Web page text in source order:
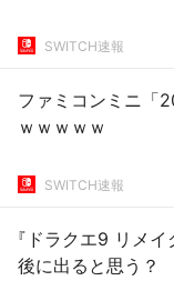
SWITCH速報
ファミコンミニ「
ｗｗｗｗｗ
SWITCH速報
『ドラクエ9 リメ
後に出ると思う？